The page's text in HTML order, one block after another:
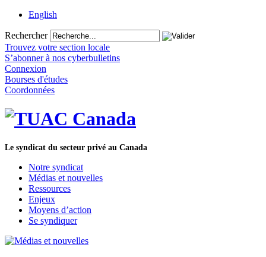
English
Rechercher
Trouvez votre section locale
S’abonner à nos cyberbulletins
Connexion
Bourses d'études
Coordonnées
Le syndicat du secteur privé au Canada
Notre syndicat
Médias et nouvelles
Ressources
Enjeux
Moyens d’action
Se syndiquer